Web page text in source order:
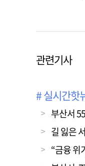
관련기사
# 실시간핫
부산서
길 잃은
“금융 위